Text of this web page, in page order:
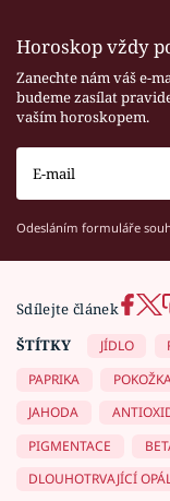
Horoskop vždy
Zanechte nám váš e-
budeme zasílat
vaším horoskopem.
Odesláním formuláře
Sdílejte článek
ŠTÍTKY
JÍDLO
PAPRIKA
JAHODA
PIGMENTACE
DLOUHOTRVAJÍCÍ